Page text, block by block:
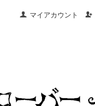
マイアカウント